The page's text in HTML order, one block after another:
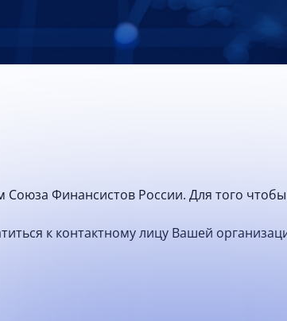
Финансистов России. Для того
к контактному лицу Вашей